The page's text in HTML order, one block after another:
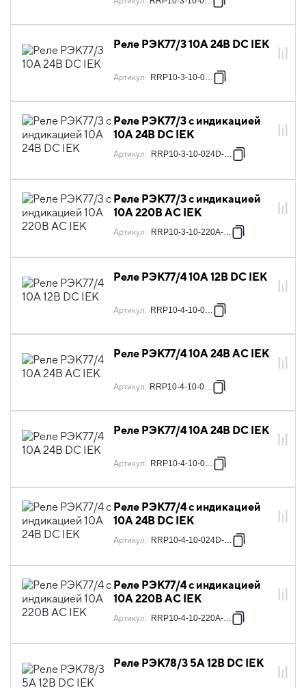
Реле РЭК77/3 10А 24В DC IEK
Артикул: RRP10-3-10-024D
Реле РЭК77/3 с индикацией
10А 24В DC IEK
Артикул: RRP10-3-10-024D-LED
Реле РЭК77/3 с индикацией
10А 220В AC IEK
Артикул: RRP10-3-10-220A-LED
Реле РЭК77/4 10А 12В DC IEK
Артикул: RRP10-4-10-012D
Реле РЭК77/4 10А 24В AC IEK
Артикул: RRP10-4-10-024A
Реле РЭК77/4 10А 24В DC IEK
Артикул: RRP10-4-10-024D
Реле РЭК77/4 с индикацией
10А 24В DC IEK
Артикул: RRP10-4-10-024D-LED
Реле РЭК77/4 с индикацией
10А 220В AC IEK
Артикул: RRP10-4-10-220A-LED
Реле РЭК78/3 5А 12В DC IEK